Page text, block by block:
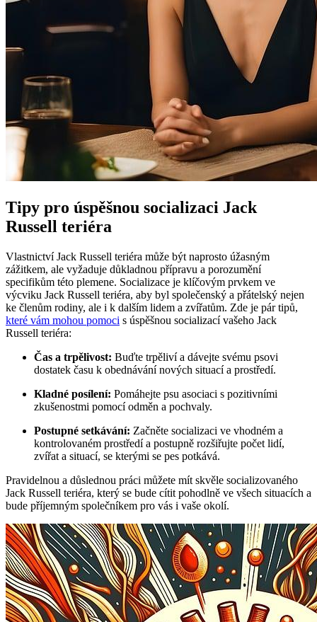
Tipy pro úspěšnou socializaci Jack
Russell teriéra
Vlastnictví Jack Russell teriéra může být naprosto úžasným
zážitkem, ale vyžaduje důkladnou přípravu a porozumění
specifikům této plemene. Socializace je klíčovým prvkem ve
výcviku Jack Russell teriéra, aby byl společenský a přátelský nejen
ke členům rodiny, ale i k dalším lidem a zvířatům. Zde je pár tipů,
které vám mohou pomoci s úspěšnou socializací vašeho Jack
Russell teriéra:
Čas a trpělivost: Buďte trpěliví a dávejte svému psovi
dostatek času k obednávání nových situací a prostředí.
Kladné posílení: Pomáhejte psu asociaci s pozitivními
zkušenostmi pomocí odměn a pochvaly.
Postupné setkávání: Začněte socializaci ve vhodném a
kontrolovaném prostředí a postupně rozšiřujte počet lidí,
zvířat a situací, se kterými se pes potkává.
Pravidelnou a důslednou práci můžete mít skvěle socializovaného
Jack Russell teriéra, který se bude cítit pohodlně ve všech situacích a
bude příjemným společníkem pro vás i vaše okolí.